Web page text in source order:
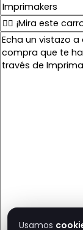
E
m
a
Usamos